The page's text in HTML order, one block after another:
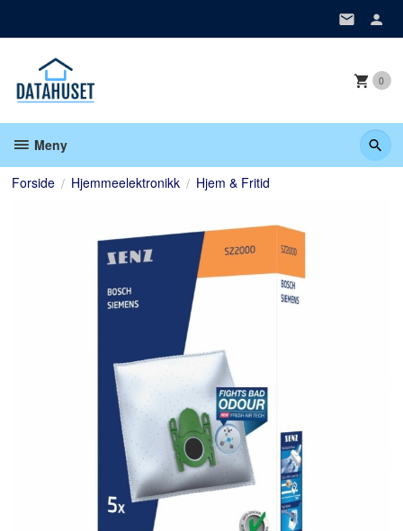
0
Meny
Forside Hjemmeelektronikk Hjem & Fritid